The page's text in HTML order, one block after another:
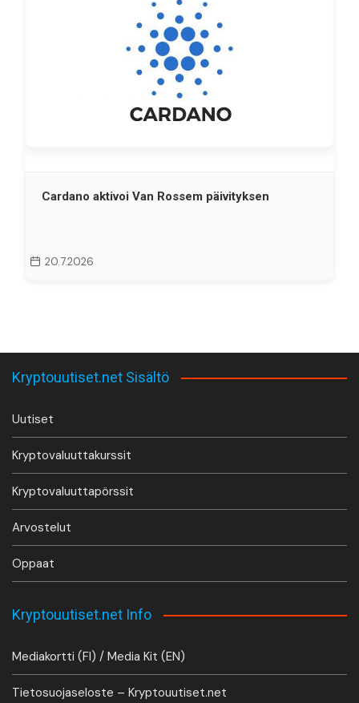
Cardano aktivoi Van Rossem päivityksen
20.7.2026
Kryptouutiset.net Sisältö
Uutiset
Kryptovaluuttakurssit
Kryptovaluuttapörssit
Arvostelut
Oppaat
Kryptouutiset.net Info
Mediakortti (FI) / Media Kit (EN)
Tietosuojaseloste – Kryptouutiset.net